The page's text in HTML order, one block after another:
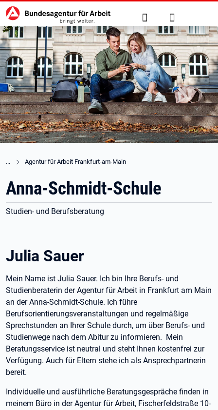
zu den Hauptinhalten springen
Hauptnavigation Suche Anmelden
Agentur für Arbeit Frankfurt-am-Main
Anna-Schmidt-Schule
Studien- und Berufsberatung
Julia Sauer
Mein Name ist Julia Sauer. Ich bin Ihre Berufs- und
Studienberaterin der Agentur für Arbeit in Frankfurt am Main
an der Anna-Schmidt-Schule. Ich führe
Berufsorientierungsveranstaltungen und regelmäßige
Sprechstunden an Ihrer Schule durch, um über Berufs- und
Studienwege nach dem Abitur zu informieren. Mein
Beratungsservice ist neutral und steht Ihnen kostenfrei zur
Verfügung. Auch für Eltern stehe ich als Ansprechpartnerin
bereit.
Individuelle und ausführliche Beratungsgespräche finden in
meinem Büro in der Agentur für Arbeit, Fischerfeldstraße 10-